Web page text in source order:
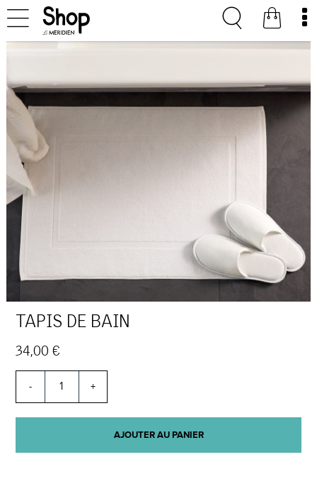
TAPIS DE BAIN
34,00 €
- +
AJOUTER AU PANIER